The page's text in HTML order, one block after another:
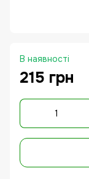
В наявності
215 грн